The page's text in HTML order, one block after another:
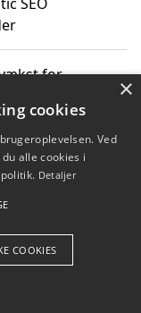
for
af elektronik
×
cookies
Ved
alle cookies i
Detaljer
COOKIES